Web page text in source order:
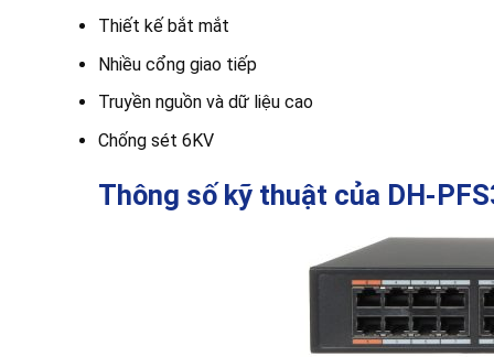
Thiết kế bắt mắt
Nhiều cổng giao tiếp
Truyền nguồn và dữ liệu cao
Chống sét 6KV
Thông số kỹ thuật của DH-